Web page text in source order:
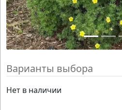
Варианты выбора
Нет в наличии